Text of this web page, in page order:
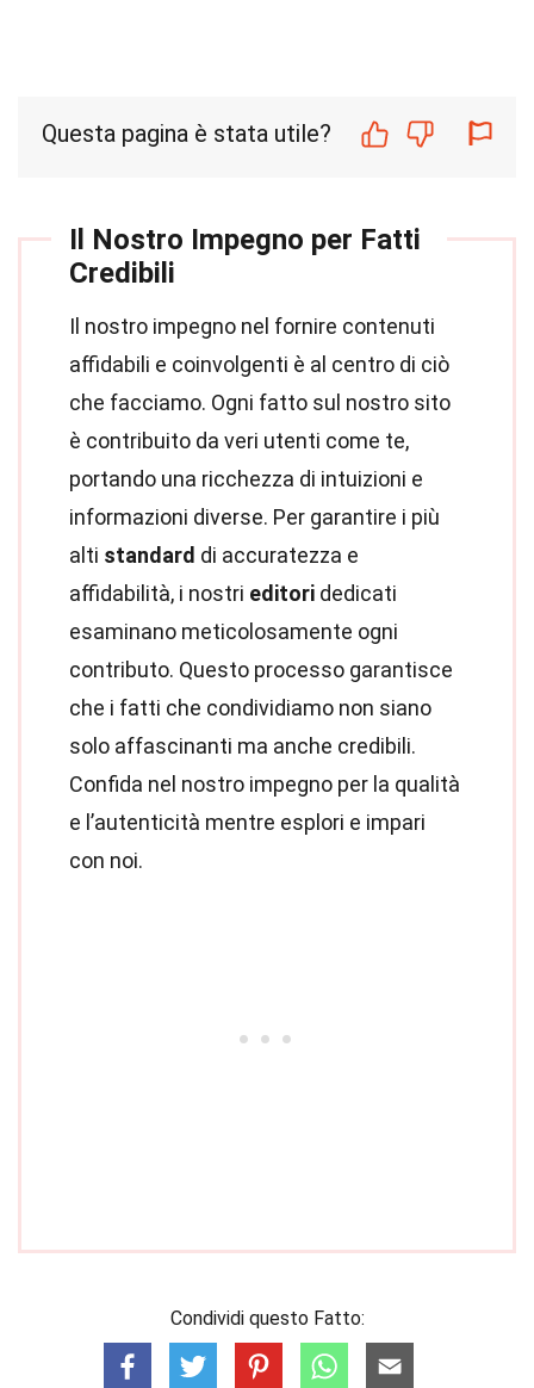
Questa pagina è stata utile?
Il Nostro Impegno per Fatti
Credibili
Il nostro impegno nel fornire contenuti
affidabili e coinvolgenti è al centro di ciò
che facciamo. Ogni fatto sul nostro sito
è contribuito da veri utenti come te,
portando una ricchezza di intuizioni e
informazioni diverse. Per garantire i più
alti standard di accuratezza e
affidabilità, i nostri editori dedicati
esaminano meticolosamente ogni
contributo. Questo processo garantisce
che i fatti che condividiamo non siano
solo affascinanti ma anche credibili.
Confida nel nostro impegno per la qualità
e l’autenticità mentre esplori e impari
con noi.
Condividi questo Fatto: